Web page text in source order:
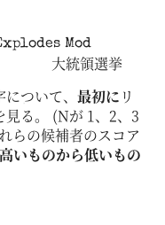
Mod
大統領選挙
ついて、 最初に リ
見る。 (Nが 1、2、3
らの候補者のスコア
高いものから低いもの